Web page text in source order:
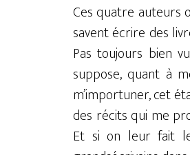
Ces quatre auteurs
savent écrire des
Pas toujours bien
suppose, quant à
m’importuner, cet
des récits qui me
Et si on leur fait